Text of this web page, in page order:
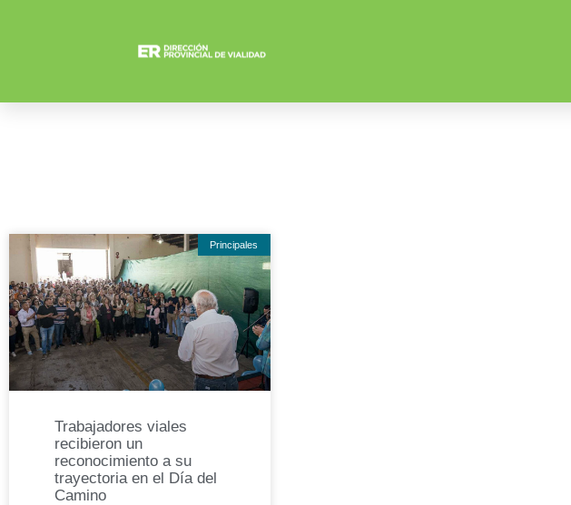
Principales
Trabajadores viales
recibieron un
reconocimiento a su
trayectoria en el Día del
Camino